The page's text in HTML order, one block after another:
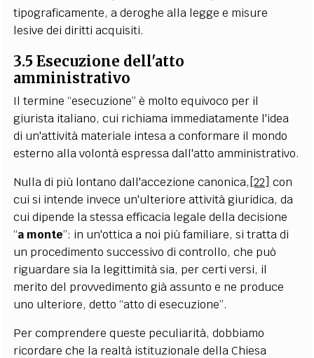
tipograficamente, a deroghe alla legge e misure
lesive dei diritti acquisiti.
3.5 Esecuzione dell'atto
amministrativo
Il termine “esecuzione” è molto equivoco per il
giurista italiano, cui richiama immediatamente l'idea
di un'attività materiale intesa a conformare il mondo
esterno alla volontà espressa dall'atto amministrativo.
Nulla di più lontano dall'accezione canonica, [22] con
cui si intende invece un'ulteriore attività giuridica, da
cui dipende la stessa efficacia legale della decisione
“a monte”: in un'ottica a noi più familiare, si tratta di
un procedimento successivo di controllo, che può
riguardare sia la legittimità sia, per certi versi, il
merito del provvedimento già assunto e ne produce
uno ulteriore, detto “atto di esecuzione”.
Per comprendere queste peculiarità, dobbiamo
ricordare che la realtà istituzionale della Chiesa